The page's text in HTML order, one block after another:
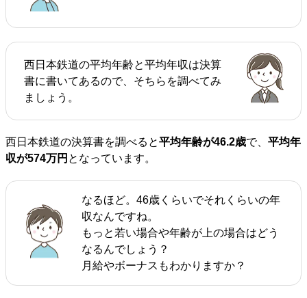
西日本鉄道の平均年齢と平均年収は決算
書に書いてあるので、そちらを調べてみ
ましょう。
西日本鉄道の決算書を調べると平均年齢が46.2歳で、 平均年
収が574万円 となっています。
なるほど。46歳くらいでそれくらいの年
収なんですね。
もっと若い場合や年齢が上の場合はどう
なるんでしょう？
月給やボーナスもわかりますか？